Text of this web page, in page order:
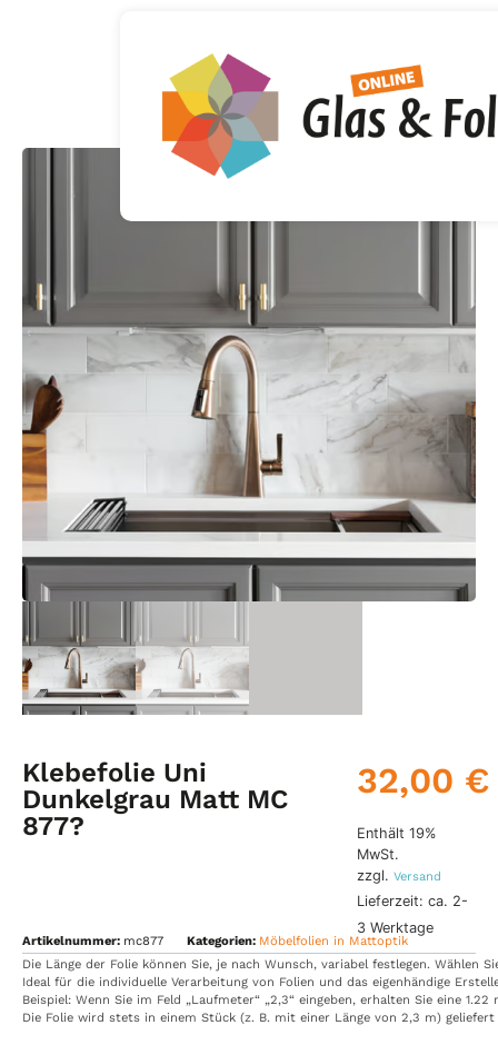
Klebefolie Uni
Dunkelgrau Matt MC
877?
32,00 €
Enthält 19%
MwSt.
zzgl. Versand
Lieferzeit: ca. 2-
3 Werktage
Artikelnummer: mc877 Kategorien: Möbelfolien in Mattoptik
Die Länge der Folie können Sie, je nach Wunsch, variabel festlegen. Wählen
Ideal für die individuelle Verarbeitung von Folien und das eigenhändige
Beispiel: Wenn Sie im Feld „Laufmeter“ „2,3“ eingeben, erhalten Sie eine 1.22
Die Folie wird stets in einem Stück (z. B. mit einer Länge von 2,3 m) geliefert